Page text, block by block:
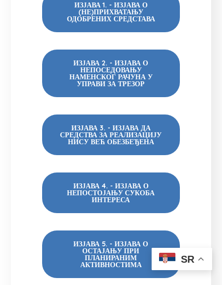
ИЗЈАВА 1. - ИЗЈАВА О
(НЕ)ПРИХВАТАЊУ
ОДОБРЕНИХ СРЕДСТАВА
ИЗЈАВА 2. - ИЗЈАВА О
НЕПОСЕДОВАЊУ
НАМЕНСКОГ РАЧУНА У
УПРАВИ ЗА ТРЕЗОР
ИЗЈАВА 3. - ИЗЈАВА ДА
СРЕДСТВА ЗА РЕАЛИЗАЦИЈУ
НИСУ ВЕЋ ОБЕЗБЕЂЕНА
ИЗЈАВА 4. - ИЗЈАВА О
НЕПОСТОЈАЊУ СУКОБА
ИНТЕРЕСА
ИЗЈАВА 5. - ИЗЈАВА О
ОСТАЈАЊУ ПРИ
ПЛАНИРАНИМ
АКТИВНОСТИМА
SR